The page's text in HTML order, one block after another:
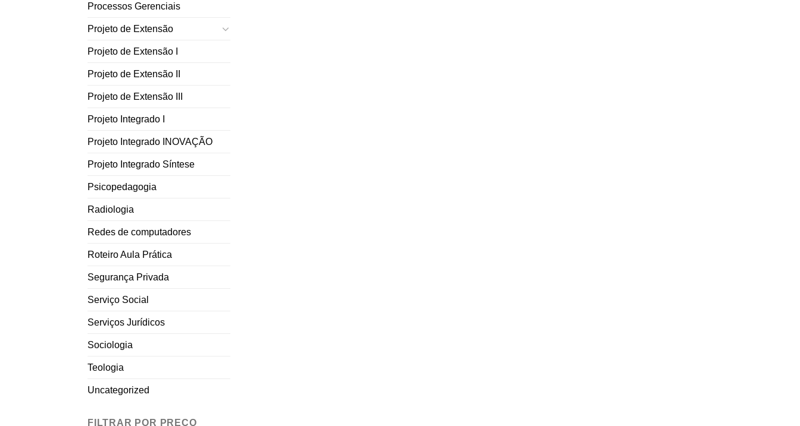
Processos Gerenciais
Projeto de Extensão
Projeto de Extensão I
Projeto de Extensão II
Projeto de Extensão III
Projeto Integrado I
Projeto Integrado INOVAÇÃO
Projeto Integrado Síntese
Psicopedagogia
Radiologia
Redes de computadores
Roteiro Aula Prática
Segurança Privada
Serviço Social
Serviços Jurídicos
Sociologia
Teologia
Uncategorized
FILTRAR POR PREÇO